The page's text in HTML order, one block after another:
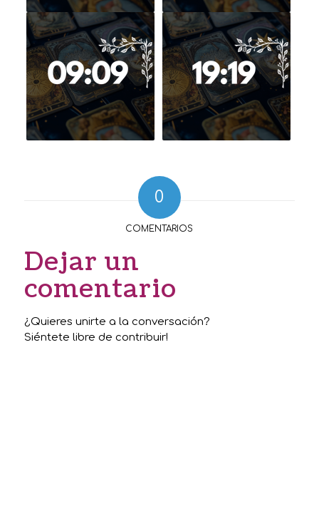
0
COMENTARIOS
Dejar un
comentario
¿Quieres unirte a la conversación?
Siéntete libre de contribuir!